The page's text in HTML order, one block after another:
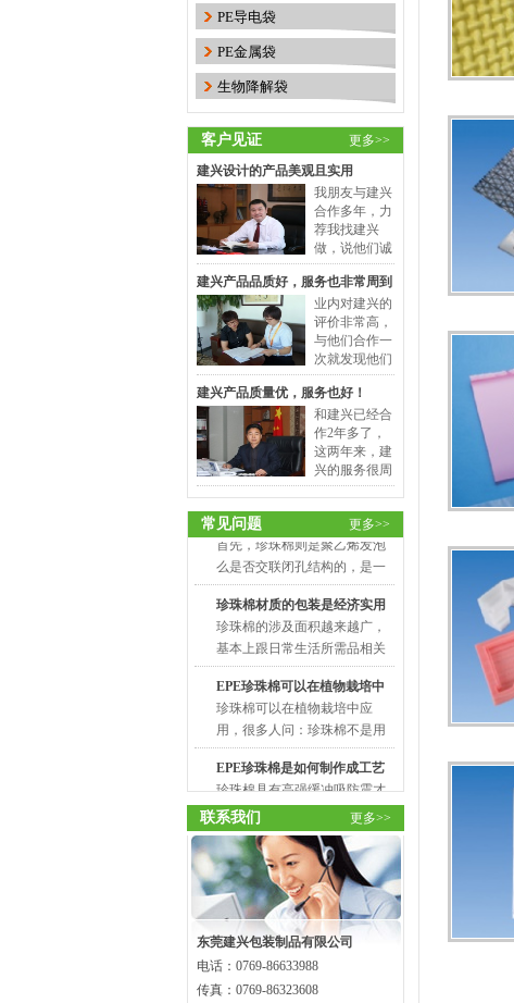
PE导电袋
PE金属袋
生物降解袋
更多>>
客户见证
建兴设计的产品美观且实用
我朋友与建兴
合作多年，力
荐我找建兴
做，说他们诚
信务实，会站在客户的角度帮忙解
决很多问题，并且设计的产品美观
且适用。
建兴产品品质好，服务也非常周到
业内对建兴的
评价非常高，
与他们合作一
次就发现他们
做事效率不仅快，服务也非常周
到，品质更是没得说
建兴产品质量优，服务也好！
和建兴已经合
作2年多了，
这两年来，建
兴的服务很周
到，定期的提醒我进货，而且给我
供应商，我非常安心
更多>>
常见问题
工件漆..
留胶、翘边、漆面腐蚀、低温
脱胶是工业保护膜客户投诉
TOP1问题，绝非单纯胶层好坏
问题，结合十年生产经验，拆
解真实原因+落地解决方案，同
工业保护膜怎么选材质？PE、
PET、硅..
作为主营各类工业定制保护膜
厂家，我们接触90%采购客户
都会遇到材质选型难题，不盲
基材表面、生产工艺、撕膜要
求选型才是核心，..
汽泡袋防静电效果好吗
汽泡袋内附减震气泡膜，气泡
膜中有无数小气泡，所以体
轻，富有弹性，具有隔音，防
震防、防刮擦的功能,广泛用于
电子、仪表、陶瓷、工艺品、
家用电器，自车行，厨..
原则上讲复合包装材料起码具
有哪些..
复合包装材料的性质既有共通
性又有特殊性。当然，这与复
合结构的组成有很密切的关
系。从原则上讲，作为复合包
装材料起码应具有以下性能：
（1）操作性，即方..
大家对珍珠棉的特点了解多少?
1.珍珠棉质地柔软，导热率很
低隔热性很优，缓冲性能好,合
适于高档瓷器等脆弱产品的包
装。 2.珍珠棉加入防静电粒子,
可作防止静电处理，制成防静
电珍珠棉,..
EPE珍珠棉和珍珠棉是同一种
产品吗..
珍珠棉是一种新型的环保包装
材料，关于它的特性用途也不
用说，可能大家都知道，只是
可能很多人都很纳闷，到处看
又会看到EPE珍珠棉..
泡沫就是珍珠棉吗?
首先，珍珠棉则是聚乙烯发泡
么是否交联闭孔结构的，是一
种新型的环保的包装材料。它
由低密度聚乙烯脂经物理发泡
产生无数的独立气泡构成。克
服了普通发泡胶..
珍珠棉材质的包装是经济实用
的吗?..
珍珠棉的涉及面积越来越广，
基本上跟日常生活所需品相关
的行业都有它的存在。会有不
少没有用过珍珠棉的消费者会
产生这样的疑问，也就是珍珠
棉材质的包装它..
EPE珍珠棉可以在植物栽培中
应用吗..
珍珠棉可以在植物栽培中应
用，很多人问：珍珠棉不是用
于包装的吗? 珍珠棉在EPE珍珠
棉片材的表面是可以覆合HDPE
膜，镀铝膜、涂塑纸、涂塑布
等加工材料的，经..
EPE珍珠棉是如何制作成工艺
品的？
珍珠棉具有高强缓冲吸防震才
能，是新式环保的包装材料之
一，变成绿色环保珍珠棉的首
选。深圳珍珠棉厂家赋有很强
的弹性，柔软性韧能够经过曲
折来吸收涣散外..
保护膜撕膜留胶、掉胶、腐蚀
工件漆..
留胶、翘边、漆面腐蚀、低温
脱胶是工业保护膜客户投诉
TOP1问题，绝非单纯胶层好坏
问题，结合十年生产经验，拆
解真实原因+落地解决方案，同
时说明我司产品优..
工业保护膜怎么选材质？PE、
PET、硅..
作为主营各类工业定制保护膜
厂家，我们接触90%采购客户
都会遇到材质选型难题，不盲
目选贵、不跟风选厚膜，贴合
基材表面、生产工艺、撕膜要
汽泡袋防静电效果好吗
汽泡袋内附减震气泡膜，气泡
更多>>
联系我们
东莞建兴包装制品有限公司
电话：0769-86633988
传真：0769-86323608